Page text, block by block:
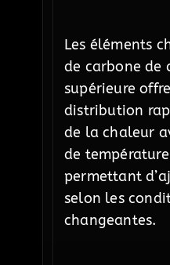
Les éléments
de carbone de
supérieure
distribution
de la chaleur
de
permettant
selon les
changeantes.